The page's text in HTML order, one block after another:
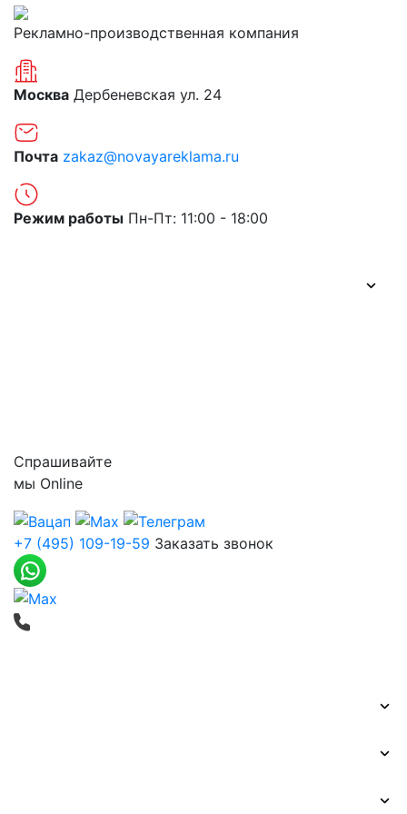
Рекламно-производственная компания
Москва Дербеневская ул. 24
Почта zakaz@novayareklama.ru
Режим работы Пн-Пт: 11:00 - 18:00
Спрашивайте
мы Online
+7 (495) 109-19-59 Заказать звонок